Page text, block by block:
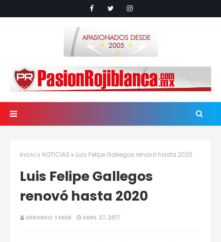
Inicio NOTICIAS Luis Felipe Gallegos renovó hasta 2020
Luis Felipe Gallegos
renovó hasta 2020
GERARDO TAKER ABRIL 27, 2017